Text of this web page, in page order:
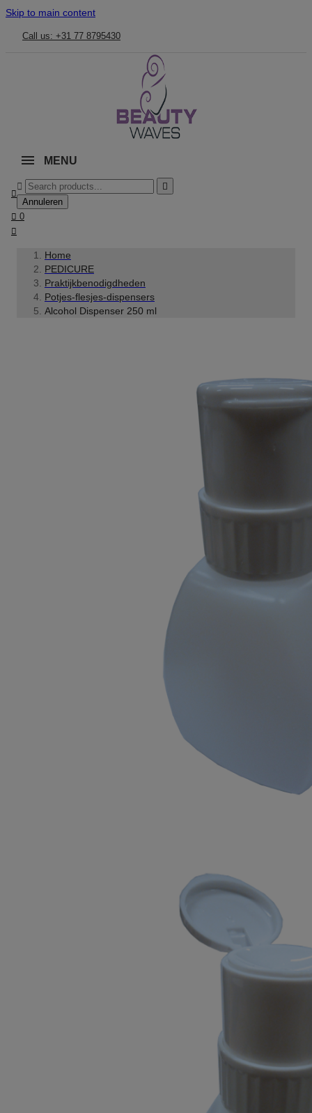
Skip to main content
Call us: +31 77 8795430
MENU



Annuleren
 0

Home
PEDICURE
Praktijkbenodigdheden
Potjes-flesjes-dispensers
Alcohol Dispenser 250 ml